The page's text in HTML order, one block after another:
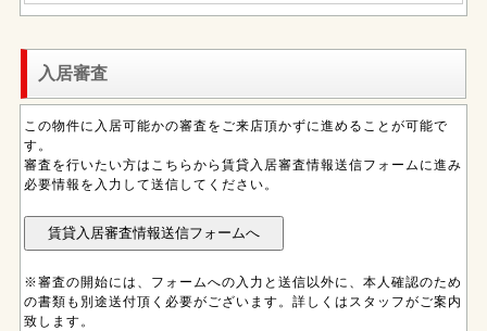
入居審査
この物件に入居可能かの審査をご来店頂かずに進めることが可能で
す。
審査を行いたい方はこちらから賃貸入居審査情報送信フォームに進み
必要情報を入力して送信してください。
※審査の開始には、フォームへの入力と送信以外に、本人確認のため
の書類も別途送付頂く必要がございます。詳しくはスタッフがご案内
致します。